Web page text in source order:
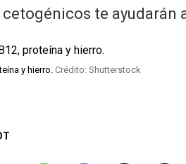
cetogénicos te
y hierro. Crédito: Shutterstock